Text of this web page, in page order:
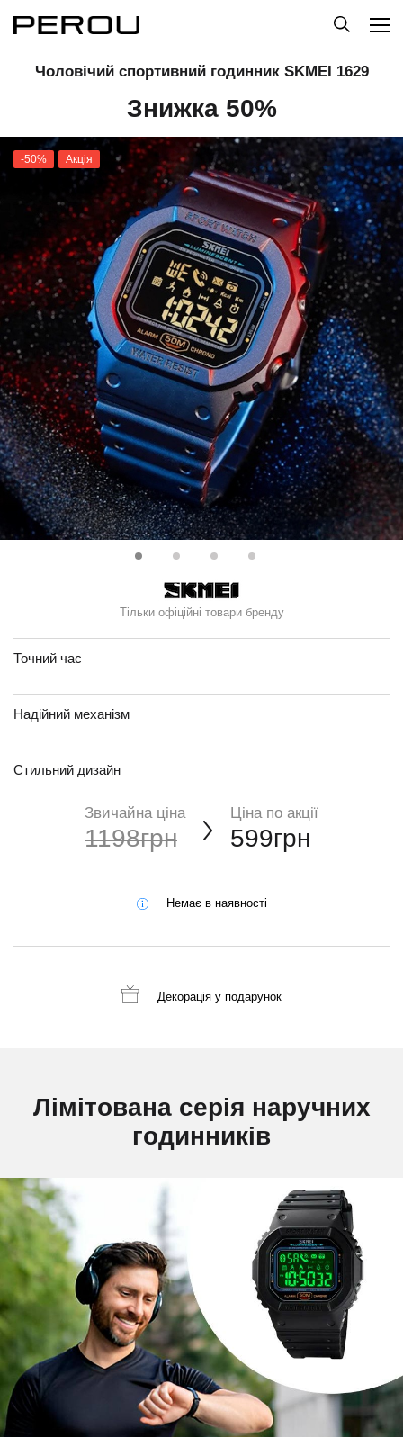
Чоловічий спортивний годинник SKMEI 1629
Знижка 50%
-50% Акція
Тільки офіційні товари бренду
Точний час
Надійний механізм
Стильний дизайн
Звичайна ціна
1198грн
Ціна по акції
599грн
Немає в наявності
Декорація у подарунок
Лімітована серія наручних
годинників